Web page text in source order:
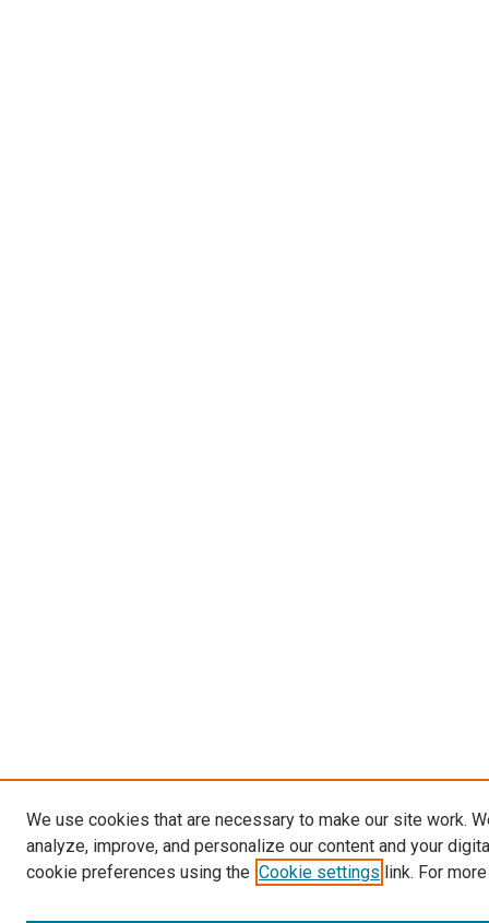
We use cookies that are necessary to make our site work.
analyze, improve, and personalize our content and your
cookie preferences using the Cookie settings link. For